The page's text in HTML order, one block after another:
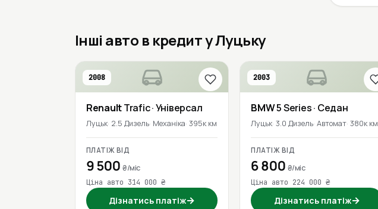
Інші авто в кредит у Луцьку
2008
RenaultTrafic· Універсал
Луцьк 2.5 Дизель Механіка 395к км
ПЛАТІЖ ВІД
9 500₴/міс
Ціна авто 314 000 ₴
Дізнатись платіж→
2003
BMW5 Series· Седан
Луцьк 3.0 Дизель Автомат 380к км
ПЛАТІЖ ВІД
6 800 ₴/міс
Ціна авто 224 000 ₴
Дізнатись платіж→